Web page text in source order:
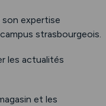
expertise
strasbourgeois.
les actualités
et les